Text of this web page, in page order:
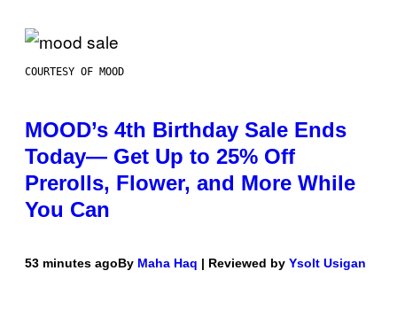
COURTESY OF MOOD
MOOD’s 4th Birthday Sale Ends
Today— Get Up to 25% Off
Prerolls, Flower, and More While
You Can
53 minutes agoBy Maha Haq | Reviewed by Ysolt Usigan